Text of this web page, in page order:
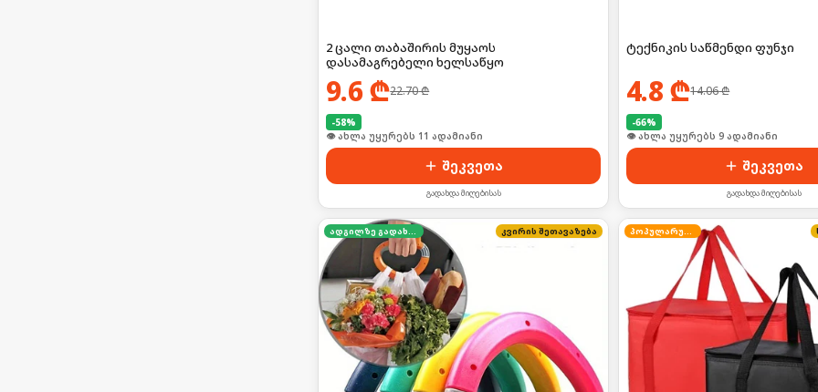
2 ცალი თაბაშირის მუყაოს
დასამაგრებელი ხელსაწყო
9.6₾22.70₾
-58%
🛒 ბოლო 24სთ-ში იყიდა 19-მა
შეკვეთა
გადახდა მიღებისას
ტექნიკის საწმენდი ფუნჯი
4.8₾14.06₾
-66%
👁 ახლა უყურებს 9 ადამიანი
შეკვეთა
გადახდა მიღებისას
ადგილზე გადახდა კვირის შეთავაზება პოპულარული